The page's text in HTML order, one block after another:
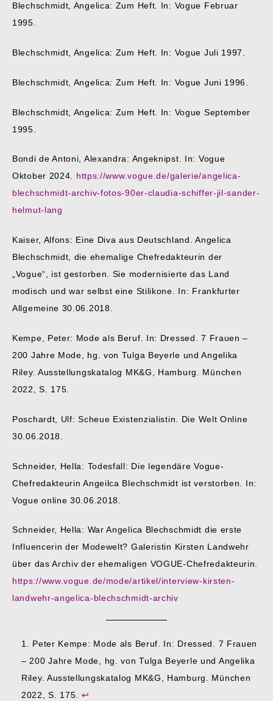
Blechschmidt, Angelica: Zum Heft. In: Vogue Februar
1995.
Blechschmidt, Angelica: Zum Heft. In: Vogue Juli 1997.
Blechschmidt, Angelica: Zum Heft. In: Vogue Juni 1996.
Blechschmidt, Angelica: Zum Heft. In: Vogue September
1995.
Bondi de Antoni, Alexandra: Angeknipst. In: Vogue
Oktober 2024. https://www.vogue.de/galerie/angelica-
blechschmidt-archiv-fotos-90er-claudia-schiffer-jil-sander-
helmut-lang
Kaiser, Alfons: Eine Diva aus Deutschland. Angelica
Blechschmidt, die ehemalige Chefredakteurin der
„Vogue“, ist gestorben. Sie modernisierte das Land
modisch und war selbst eine Stilikone. In: Frankfurter
Allgemeine 30.06.2018.
Kempe, Peter: Mode als Beruf. In: Dressed. 7 Frauen –
200 Jahre Mode, hg. von Tulga Beyerle und Angelika
Riley. Ausstellungskatalog MK&G, Hamburg. München
2022, S. 175.
Poschardt, Ulf: Scheue Existenzialistin. Die Welt Online
30.06.2018.
Schneider, Hella: Todesfall: Die legendäre Vogue-
Chefredakteurin Angeilca Blechschmidt ist verstorben. In:
Vogue online 30.06.2018.
Schneider, Hella: War Angelica Blechschmidt die erste
Influencerin der Modewelt? Galeristin Kirsten Landwehr
über das Archiv der ehemaligen VOGUE-Chefredakteurin.
https://www.vogue.de/mode/artikel/interview-kirsten-
landwehr-angelica-blechschmidt-archiv
Peter Kempe: Mode als Beruf. In: Dressed. 7 Frauen
– 200 Jahre Mode, hg. von Tulga Beyerle und Angelika
Riley. Ausstellungskatalog MK&G, Hamburg. München
2022, S. 175. ↩︎